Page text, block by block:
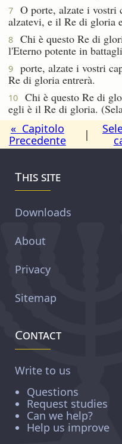
7
O porte, alzate i vostri
alzatevi, e il Re di gloria
8
Chi è questo Re di
l'Eterno potente in
9
porte, alzate i vostri
Re di gloria entrerà.
10
Chi è questo Re di
egli è il Re di gloria.
« Capitolo
Precedente
|
This site
Downloads
About
Privacy
Sitemap
Contact
Write to us
Questions
Request studies
Can we help?
Help us improve